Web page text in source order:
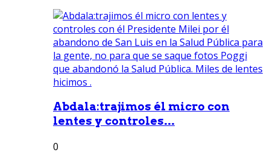
Abdala:trajimos él micro con
lentes y controles...
0